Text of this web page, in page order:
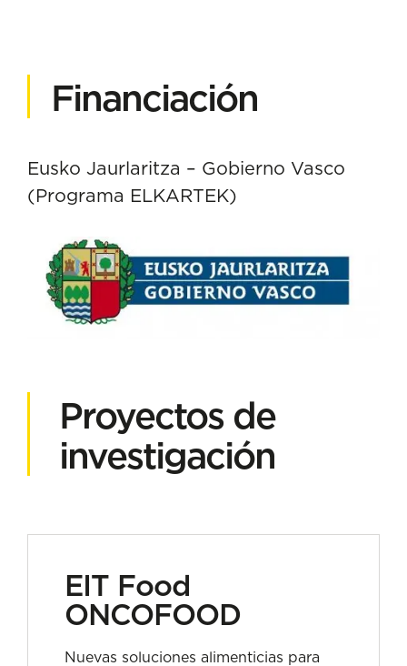
Financiación
Eusko Jaurlaritza – Gobierno Vasco
(Programa ELKARTEK)
Proyectos de
investigación
EIT Food
ONCOFOOD
Nuevas soluciones alimenticias para